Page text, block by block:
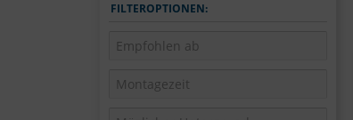
FILTEROPTIONEN: